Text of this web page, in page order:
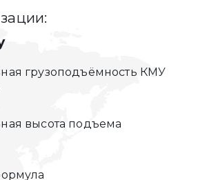
грузоподъёмность КМУ
высота подъема